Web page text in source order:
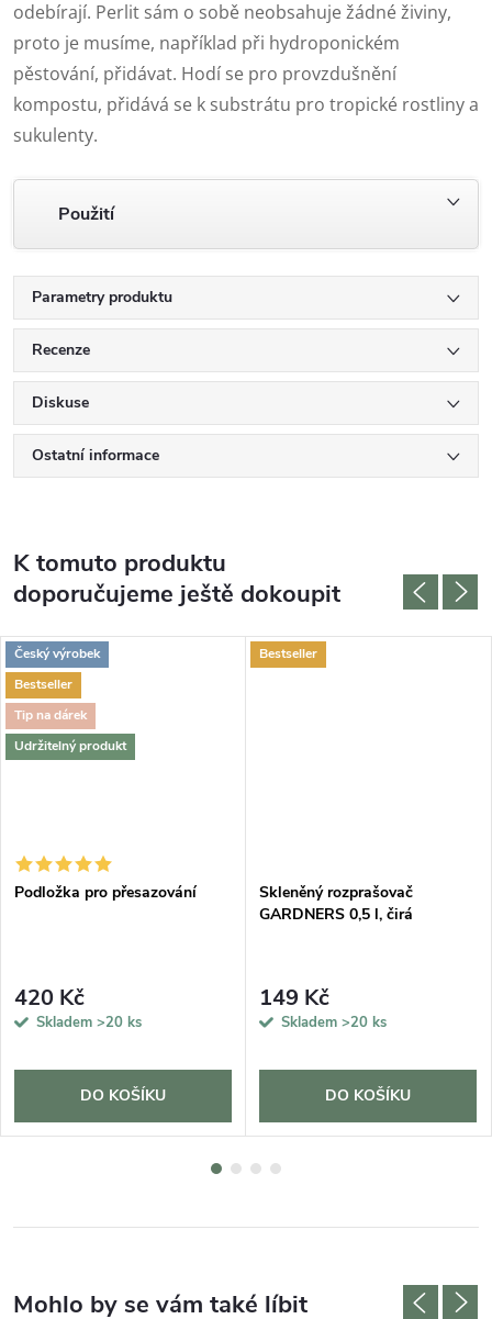
odebírají. Perlit sám o sobě neobsahuje žádné živiny,
proto je musíme, například při hydroponickém
pěstování, přidávat. Hodí se pro provzdušnění
kompostu, přidává se k substrátu pro tropické rostliny a
sukulenty.
Použití
Parametry produktu
Recenze
Diskuse
Ostatní informace
K tomuto produktu
doporučujeme ještě dokoupit
Český výrobek
Bestseller
Tip na dárek
Udržitelný produkt
Podložka pro přesazování
420 Kč
Skladem >20 ks
DO KOŠÍKU
Bestseller
Skleněný rozprašovač
GARDNERS 0,5 l, čirá
149 Kč
Skladem >20 ks
DO KOŠÍKU